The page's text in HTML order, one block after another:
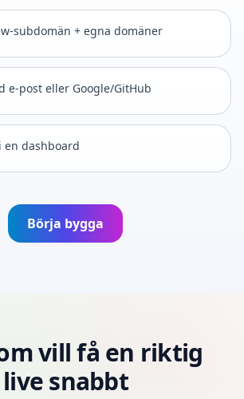
subdomän + egna domäner
e-post eller Google/GitHub
en dashboard
Börja bygga
vill få en riktig
snabbt